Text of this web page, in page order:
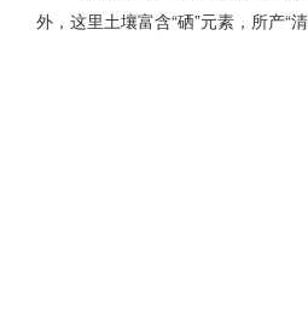
外，这里土壤富含“硒”元素，所产“